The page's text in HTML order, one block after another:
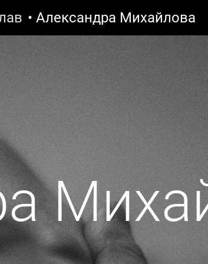
• Александра Михайлова